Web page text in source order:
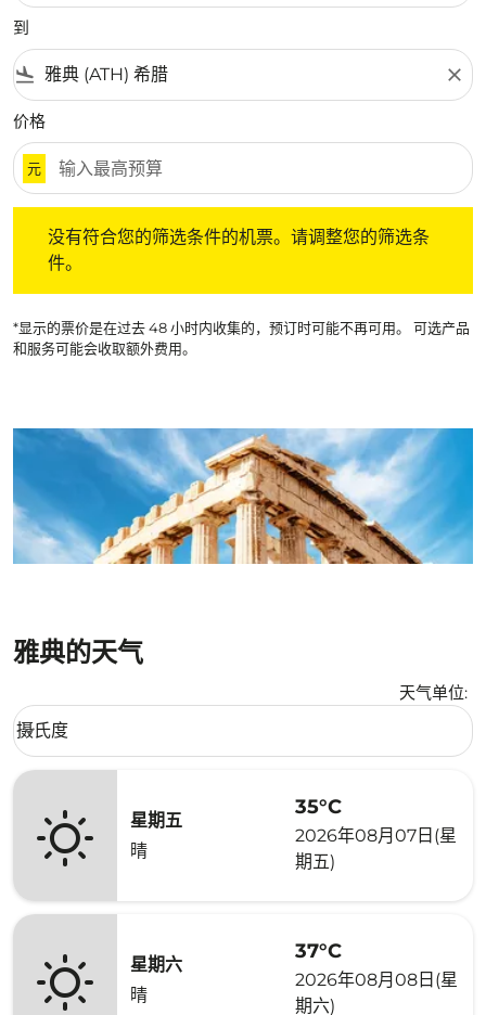
到
flight_land close
价格
元
没有符合您的筛选条件的机票。请调整您的筛选条
件。
*显示的票价是在过去 48 小时内收集的，预订时可能不再可用。 可选产品
和服务可能会收取额外费用。
雅典的天气
天气单位:
Weather unit option 摄氏度 Selected
摄氏度
keyboard_arrow_down
星期五
晴
35°C
2026年08月07日(星
期五)
星期六
晴
37°C
2026年08月08日(星
期六)